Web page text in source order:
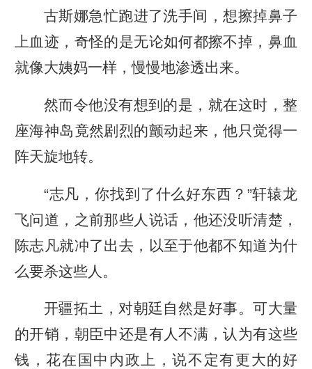
古斯娜急忙跑进了洗手间，想擦掉鼻子
上血迹，奇怪的是无论如何都擦不掉，鼻血
就像大姨妈一样，慢慢地渗透出来。
然而令他没有想到的是，就在这时，整
座海神岛竟然剧烈的颤动起来，他只觉得一
阵天旋地转。
“志凡，你找到了什么好东西？”轩辕龙
飞问道，之前那些人说话，他还没听清楚，
陈志凡就冲了出去，以至于他都不知道为什
么要杀这些人。
开疆拓土，对朝廷自然是好事。可大量
的开销，朝臣中还是有人不满，认为有这些
钱，花在国中内政上，说不定有更大的好